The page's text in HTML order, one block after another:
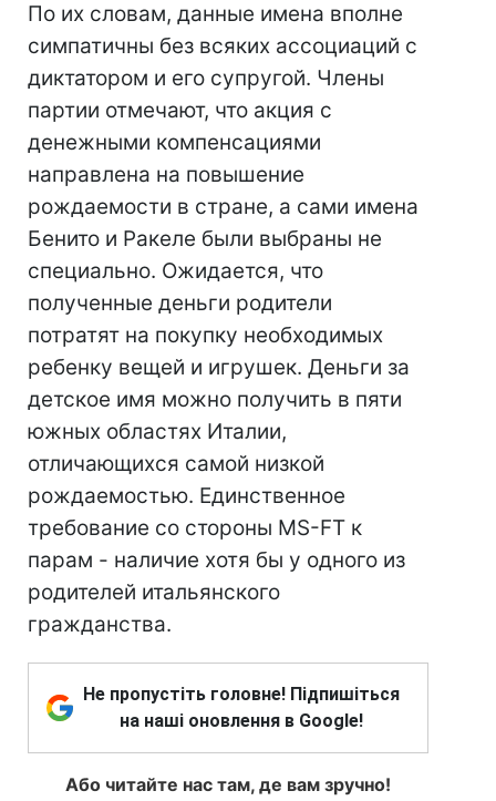
По их словам, данные имена вполне
симпатичны без всяких ассоциаций с
диктатором и его супругой. Члены
партии отмечают, что акция с
денежными компенсациями
направлена на повышение
рождаемости в стране, а сами имена
Бенито и Ракеле были выбраны не
специально. Ожидается, что
полученные деньги родители
потратят на покупку необходимых
ребенку вещей и игрушек. Деньги за
детское имя можно получить в пяти
южных областях Италии,
отличающихся самой низкой
рождаемостью. Единственное
требование со стороны MS-FT к
парам - наличие хотя бы у одного из
родителей итальянского
гражданства.
Не пропустіть головне! Підпишіться
на наші оновлення в Google!
Або читайте нас там, де вам зручно!